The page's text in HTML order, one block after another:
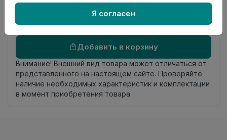
Осталось15.1 пог. м
Добавить в корзину
Внимание! Внешний вид товара может отличаться от
представленного на настоящем сайте. Проверяйте
наличие необходимых характеристик и комплектации
в момент приобретения товара.
Я согласен